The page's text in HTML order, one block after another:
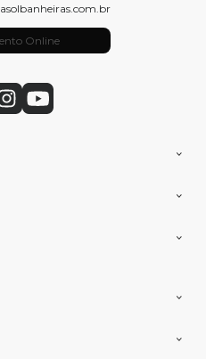
Online